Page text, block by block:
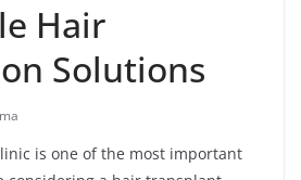
Hair
Solutions
is one of the most important